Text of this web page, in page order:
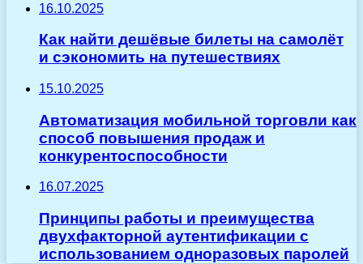
16.10.2025
Как найти дешёвые билеты на самолёт
и сэкономить на путешествиях
15.10.2025
Автоматизация мобильной торговли как
способ повышения продаж и
конкурентоспособности
16.07.2025
Принципы работы и преимущества
двухфакторной аутентификации с
использованием одноразовых паролей